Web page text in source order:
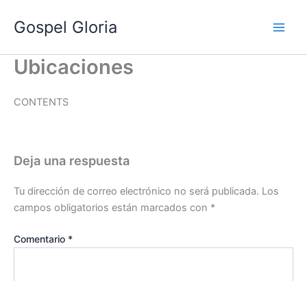
contenido
Gospel Gloria
Ubicaciones
CONTENTS
Deja una respuesta
Tu dirección de correo electrónico no será publicada. Los
campos obligatorios están marcados con *
Comentario *